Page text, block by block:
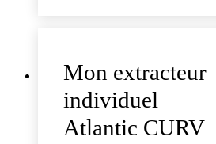
Mon extracteur
individuel
Atlantic CURV